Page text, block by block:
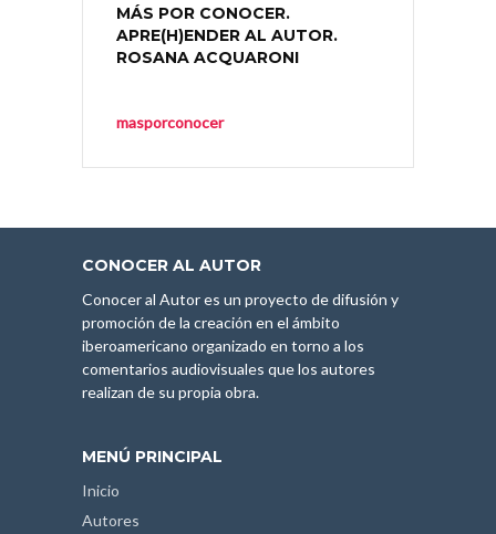
MÁS POR CONOCER.
APRE(H)ENDER AL AUTOR.
ROSANA ACQUARONI
masporconocer
CONOCER AL AUTOR
Conocer al Autor es un proyecto de difusión y
promoción de la creación en el ámbito
iberoamericano organizado en torno a los
comentarios audiovisuales que los autores
realizan de su propia obra.
MENÚ PRINCIPAL
Inicio
Autores